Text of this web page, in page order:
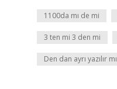
1100da mı de mi
3 ten mi 3 den mi
Den dan ayrı yazılır mı